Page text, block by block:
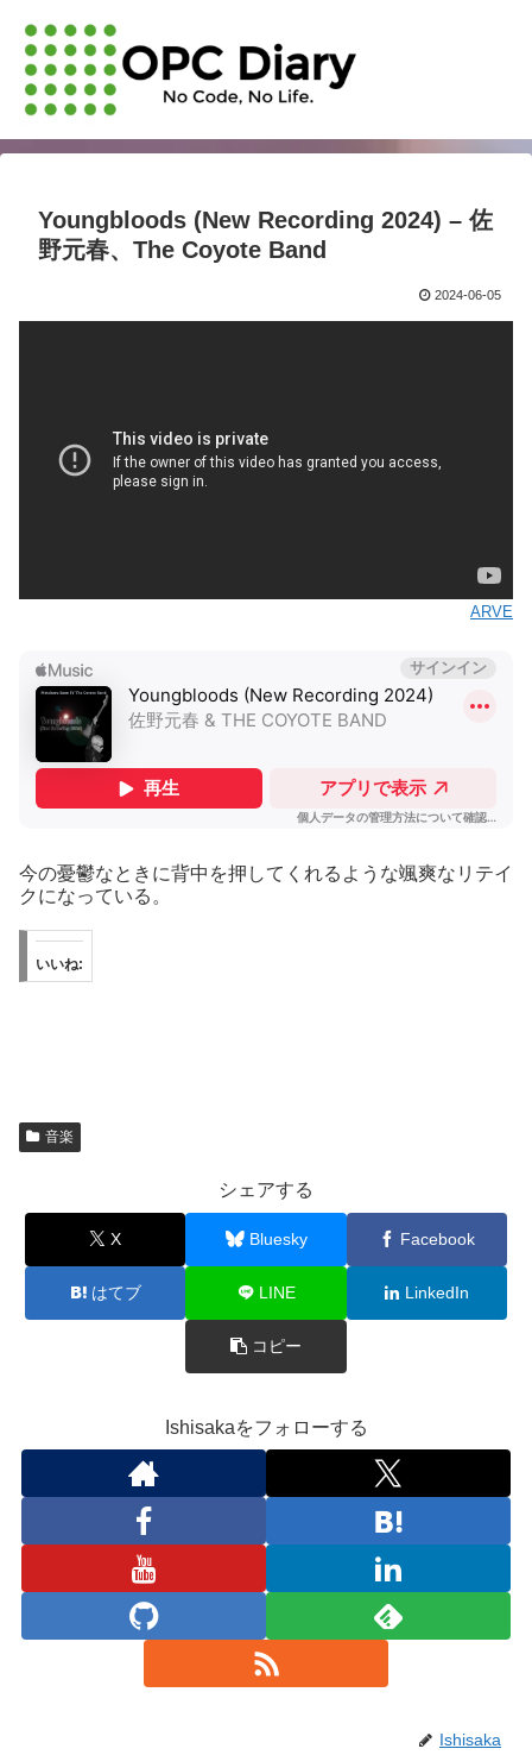
Youngbloods (New Recording 2024) – 佐
野元春、The Coyote Band
2024-06-05
ARVE
今の憂鬱なときに背中を押してくれるような颯爽なリテイ
クになっている。
いいね:
音楽
シェアする
X Bluesky Facebook
はてブ LINE LinkedIn
コピー
Ishisakaをフォローする
Ishisaka